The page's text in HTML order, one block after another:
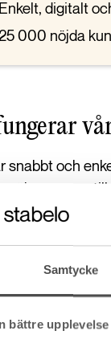
Samtycke
bättre
digitalt
000 nöjda
snabbt och
om upp
du ansöker om
betalar
och